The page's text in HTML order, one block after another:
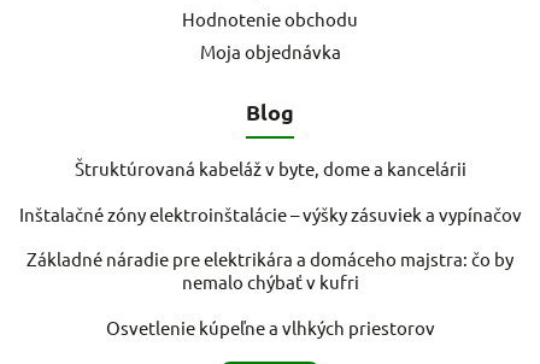
Hodnotenie obchodu
Moja objednávka
Blog
Štruktúrovaná kabeláž v byte, dome a kancelárii
Inštalačné zóny elektroinštalácie – výšky zásuviek a vypínačov
Základné náradie pre elektrikára a domáceho majstra: čo by
nemalo chýbať v kufri
Osvetlenie kúpeľne a vlhkých priestorov